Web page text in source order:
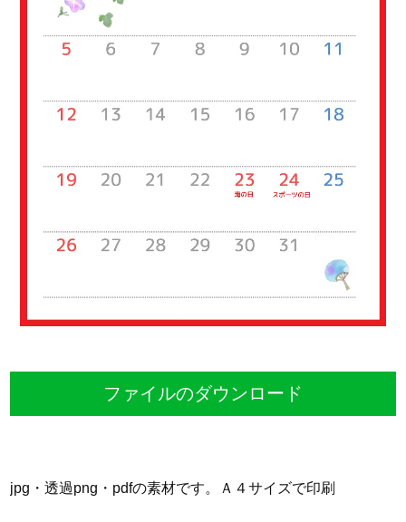
ファイルのダウンロード
jpg・透過png・pdfの素材です。Ａ４サイズで印刷